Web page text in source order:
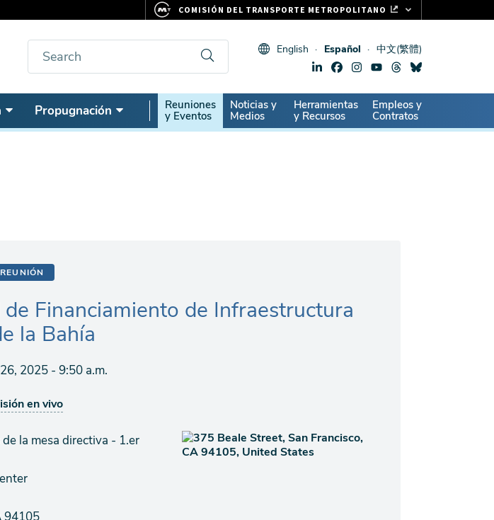
Buscar English Español 中文(繁體)
Propugnación
Secondary
Nav
Reuniones
y Eventos
Noticias y
Medios
Herramientas
y Recursos
Empleos y
Contratos
Financiamiento de Infraestructura
la Bahía
2025 - 9:50 a.m.
en vivo
la mesa directiva - 1.er
COMISIÓN DEL TRANSPORTE METROPOLITANO
CLIPPER CARD
511.ORG